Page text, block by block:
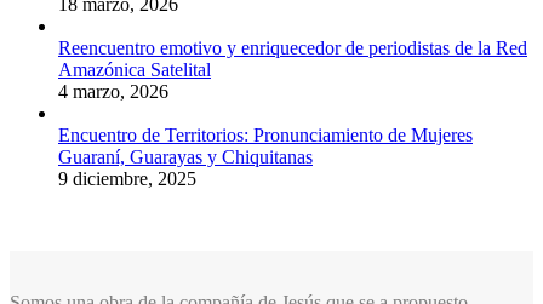
Reencuentro emotivo y enriquecedor de periodistas de la Red
Amazónica Satelital
4 marzo, 2026
Encuentro de Territorios: Pronunciamiento de Mujeres
Guaraní, Guarayas y Chiquitanas
9 diciembre, 2025